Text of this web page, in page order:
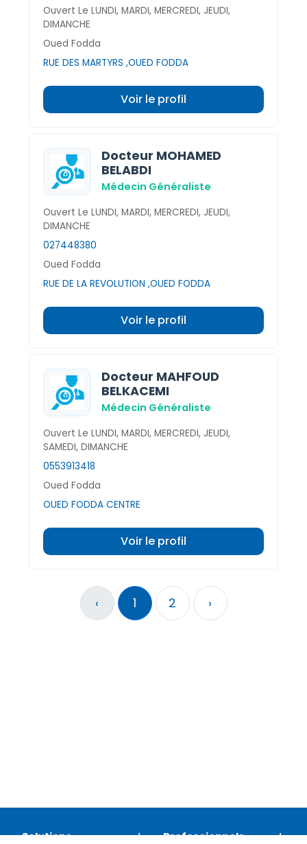
Ouvert Le LUNDI, MARDI, MERCREDI, JEUDI,
DIMANCHE
Oued Fodda
RUE DES MARTYRS ,OUED FODDA
Voir le profil
Docteur MOHAMED
BELABDI
Médecin Généraliste
Ouvert Le LUNDI, MARDI, MERCREDI, JEUDI,
DIMANCHE
027448380
Oued Fodda
RUE DE LA REVOLUTION ,OUED FODDA
Voir le profil
Docteur MAHFOUD
BELKACEMI
Médecin Généraliste
Ouvert Le LUNDI, MARDI, MERCREDI, JEUDI,
SAMEDI, DIMANCHE
0553913418
Oued Fodda
OUED FODDA CENTRE
Voir le profil
‹ 1 2 ›
Solutions Professionnels